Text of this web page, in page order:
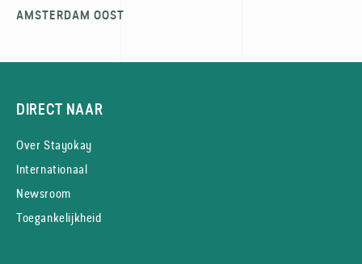
AMSTERDAM OOST
DIRECT NAAR
Over Stayokay
Internationaal
Newsroom
Toegankelijkheid